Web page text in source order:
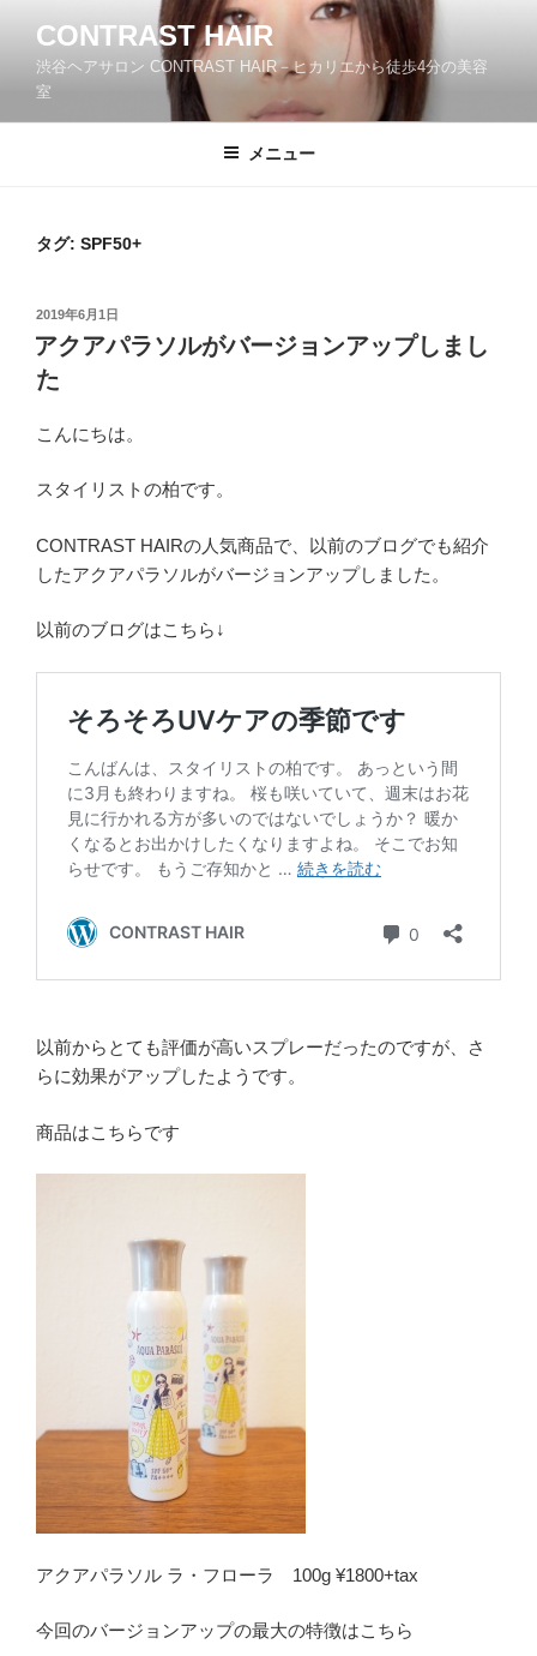
ツ
CONTRAST HAIR
渋谷ヘアサロン CONTRAST HAIR－ヒカリエから徒歩4分の美容
室
メニュー
タグ: SPF50+
投
稿
日:
2019年6月1日
アクアパラソルがバージョンアップしまし
た
こんにちは。
スタイリストの柏です。
CONTRAST HAIRの人気商品で、以前のブログでも紹介
したアクアパラソルがバージョンアップしました。
以前のブログはこちら↓
以前からとても評価が高いスプレーだったのですが、さ
らに効果がアップしたようです。
商品はこちらです
アクアパラソル ラ・フローラ 100g ¥1800+tax
今回のバージョンアップの最大の特徴はこちら